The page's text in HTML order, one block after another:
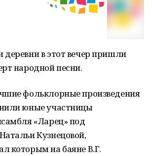
в этот вечер пришли
народной песни.
фольклорные произведения
юные участницы
«Ларец» под
Кузнецовой,
которым на баяне В.Г.